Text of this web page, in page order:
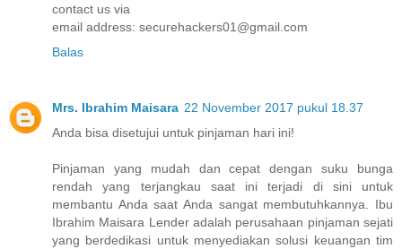
contact us via
email address: securehackers01@gmail.com
Balas
Mrs. Ibrahim Maisara 22 November 2017 pukul 18.37
Anda bisa disetujui untuk pinjaman hari ini!
Pinjaman yang mudah dan cepat dengan suku bunga
rendah yang terjangkau saat ini terjadi di sini untuk
membantu Anda saat Anda sangat membutuhkannya. Ibu
Ibrahim Maisara Lender adalah perusahaan pinjaman sejati
yang berdedikasi untuk menyediakan solusi keuangan tim